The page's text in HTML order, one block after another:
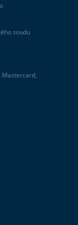
soudu